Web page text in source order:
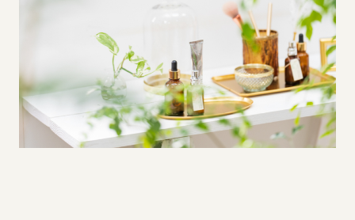
Instagram
ネイルサロンはこちら